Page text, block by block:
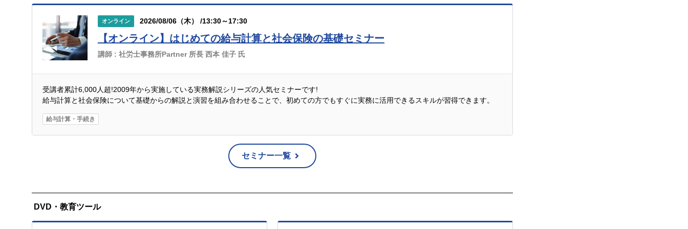
オンライン 2026/08/06（木） /13:30～17:30
【オンライン】はじめての給与計算と社会保険の基礎セミナー
講師 : 社労士事務所Partner 所長 西本 佳子 氏
受講者累計6,000人超!2009年から実施している実務解説シリーズの人気セミナーです!
給与計算と社会保険について基礎からの解説と演習を組み合わせることで、初めての方でもすぐに実務に活用できるスキルが習得できます。
給与計算・手続き
セミナー一覧
DVD・教育ツール